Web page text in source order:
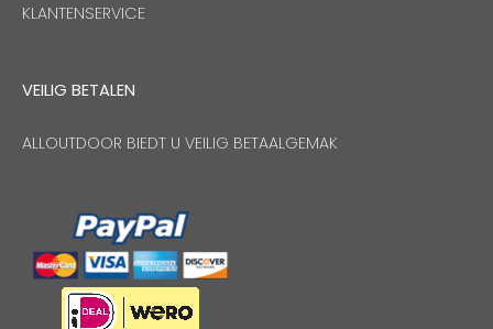
KLANTENSERVICE
VEILIG BETALEN
ALLOUTDOOR BIEDT U VEILIG BETAALGEMAK